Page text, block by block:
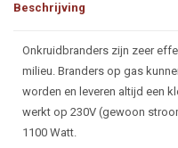
Beschrijving
Beschrijving
Onkruidbranders zijn zeer
milieu. Branders op gas
worden en leveren altijd een
werkt op 230V (gewoon
1100 Watt.